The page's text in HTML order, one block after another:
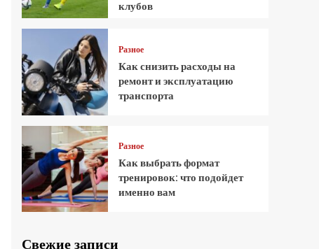
клубов
Разное
Как снизить расходы на
ремонт и эксплуатацию
транспорта
Разное
Как выбрать формат
тренировок: что подойдет
именно вам
Свежие записи